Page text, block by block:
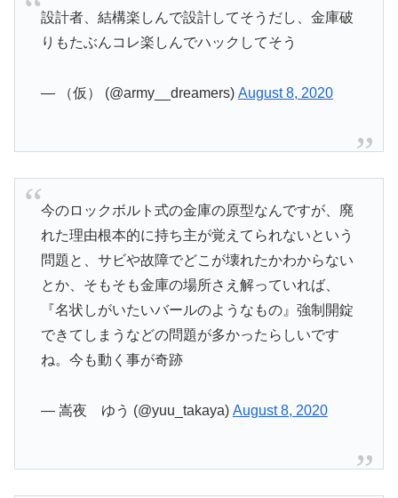
設計者、結構楽しんで設計してそうだし、金庫破
りもたぶんコレ楽しんでハックしてそう
— （仮） (@army__dreamers) August 8, 2020
今のロックボルト式の金庫の原型なんですが、廃
れた理由根本的に持ち主が覚えてられないという
問題と、サビや故障でどこが壊れたかわからない
とか、そもそも金庫の場所さえ解っていれば、
『名状しがいたいバールのようなもの』強制開錠
できてしまうなどの問題が多かったらしいです
ね。今も動く事が奇跡
— 嵩夜 ゆう (@yuu_takaya) August 8, 2020